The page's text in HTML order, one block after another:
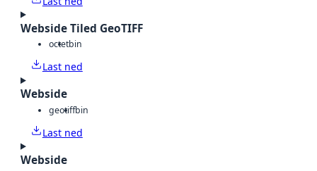
Webside Tiled GeoTIFF
octetbin
Last ned
Webside
geotiffbin
Last ned
Webside